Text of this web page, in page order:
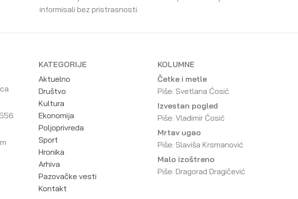
informisali bez pristrasnosti.
KATEGORIJE
Aktuelno
Društvo
Kultura
Ekonomija
Poljoprivreda
Sport
Hronika
Arhiva
Pazovačke vesti
Kontakt
KOLUMNE
Četke i metle
Piše: Svetlana Ćosić
Izvestan pogled
Piše: Vladimir Ćosić
Mrtav ugao
Piše: Slaviša Krsmanović
Malo izoštreno
Piše: Dragorad Dragičević